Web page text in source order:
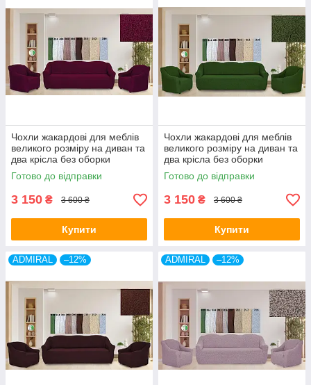
Чохли жакардові для меблів
великого розміру на диван та
два крісла без оборки
натяжні Venera бордо
Готово до відправки
3 150 ₴ 3 600 ₴
Купити
Чохли жакардові для меблів
великого розміру на диван та
два крісла без оборки
натяжні Venera зелений
Готово до відправки
3 150 ₴ 3 600 ₴
Купити
ADMIRAL –12% ADMIRAL –12%